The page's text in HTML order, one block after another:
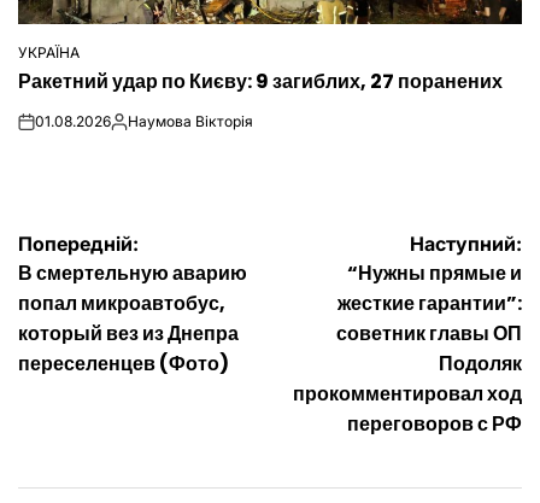
ОПУБЛІКУВАТИ
У
УКРАЇНА
Ракетний удар по Києву: 9 загиблих, 27 поранених
on01.08.2026Опубліковано
Наумова Вікторія
Навігація
записів
Попередній:
В смертельную аварию
попал микроавтобус,
который вез из Днепра
переселенцев (Фото)
Наступний:
“Нужны прямые и
жесткие гарантии”:
советник главы ОП
Подоляк
прокомментировал ход
переговоров с РФ